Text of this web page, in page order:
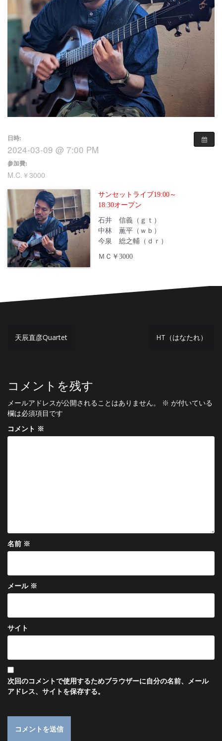
日時:
2024-03-09 @ 7:00 PM
参加費:
M.C.￥3000
サンセットライブ19:00～
18:30オープン
石井 信義（ｇｔ）
中林 薫平（ｗｂ）
今泉 総之輔（ｄｒ）
ＭＣ￥3000
投
ビ
ゲ
ー
シ
天辰直彦Quartet HT（はなたれ）
コメントを残す
メールアドレスが公開されることはありません。 ※ が付いている
欄は必須項目です
コメント ※
名前 ※
メール ※
サイト
次回のコメントで使用するためブラウザーに自分の名前、メール
アドレス、サイトを保存する。